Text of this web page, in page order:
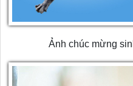
Ảnh chúc mừng